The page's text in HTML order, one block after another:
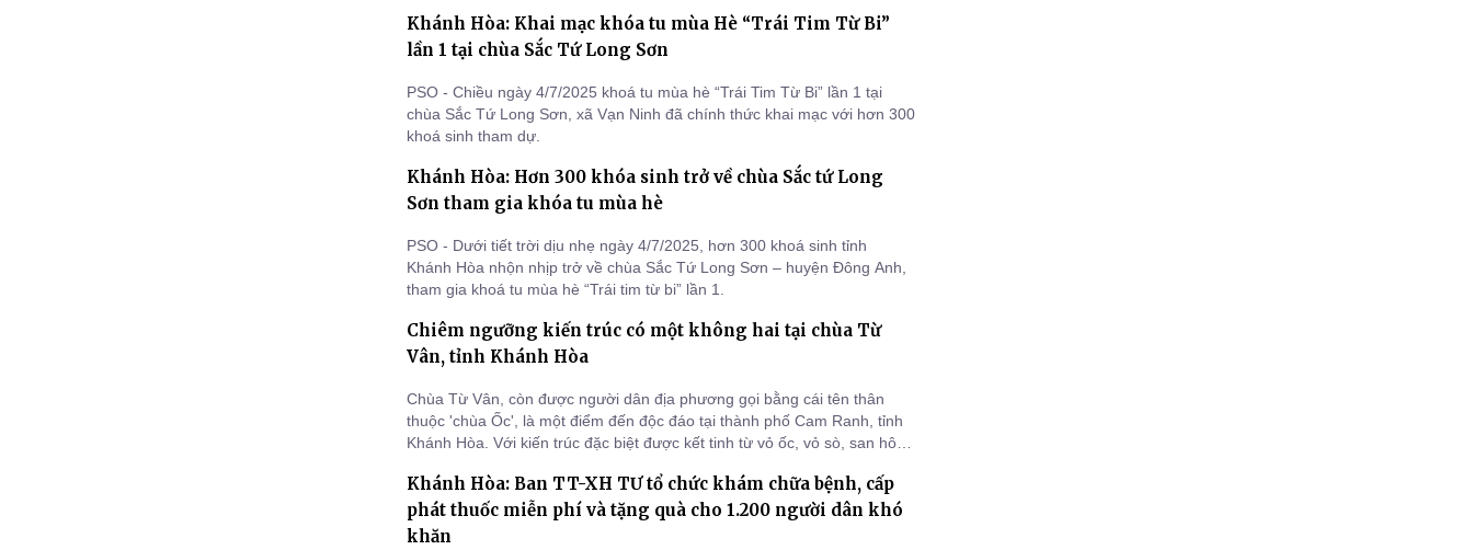
uống nước nhớ nguồn của dân tộc Việt Nam.
Khánh Hòa: Khai mạc khóa tu mùa Hè “Trái Tim Từ Bi”
lần 1 tại chùa Sắc Tứ Long Sơn
PSO - Chiều ngày 4/7/2025 khoá tu mùa hè “Trái Tim Từ Bi” lần 1 tại
chùa Sắc Tứ Long Sơn, xã Vạn Ninh đã chính thức khai mạc với hơn 300
khoá sinh tham dự.
Khánh Hòa: Hơn 300 khóa sinh trở về chùa Sắc tứ Long
Sơn tham gia khóa tu mùa hè
PSO - Dưới tiết trời dịu nhẹ ngày 4/7/2025, hơn 300 khoá sinh tỉnh
Khánh Hòa nhộn nhịp trở về chùa Sắc Tứ Long Sơn – huyện Đông Anh,
tham gia khoá tu mùa hè “Trái tim từ bi” lần 1.
Chiêm ngưỡng kiến trúc có một không hai tại chùa Từ
Vân, tỉnh Khánh Hòa
Chùa Từ Vân, còn được người dân địa phương gọi bằng cái tên thân
thuộc 'chùa Ốc', là một điểm đến độc đáo tại thành phố Cam Ranh, tỉnh
Khánh Hòa. Với kiến trúc đặc biệt được kết tinh từ vỏ ốc, vỏ sò, san hô
nhấn thu hút đông đảo du khách trong và ngoài nước.
Khánh Hòa: Ban TT-XH TƯ tổ chức khám chữa bệnh, cấp
phát thuốc miễn phí và tặng quà cho 1.200 người dân khó
khăn